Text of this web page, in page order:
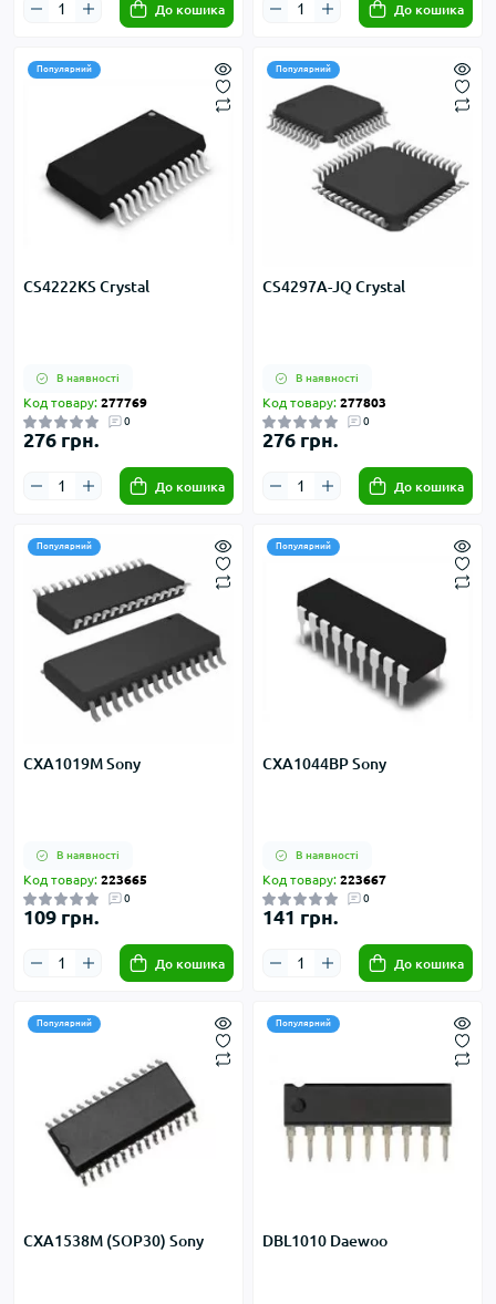
До кошика До кошика
Популярний
CS4222KS Crystal
В наявності
Код товару: 277769
0
276 грн.
До кошика
Популярний
CS4297A-JQ Crystal
В наявності
Код товару: 277803
0
276 грн.
До кошика
Популярний
CXA1019M Sony
В наявності
Код товару: 223665
0
109 грн.
До кошика
Популярний
CXA1044BP Sony
В наявності
Код товару: 223667
0
141 грн.
До кошика
Популярний
CXA1538M (SOP30) Sony
Популярний
DBL1010 Daewoo